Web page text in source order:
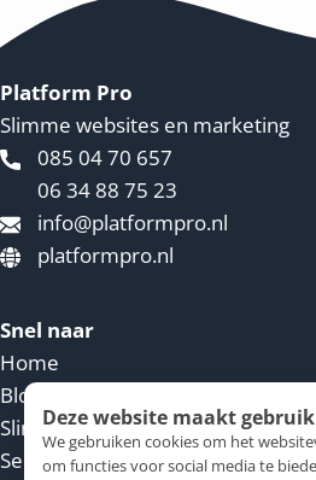
Deze website maakt
We gebruiken cookies om het
om functies voor social media te
Platform Pro
Slimme websites en marketing
085 04 70 657
06 34 88 75 23
info@platformpro.nl
platformpro.nl
Snel naar
Home
Blog
Slimme website
Service voorwaarden